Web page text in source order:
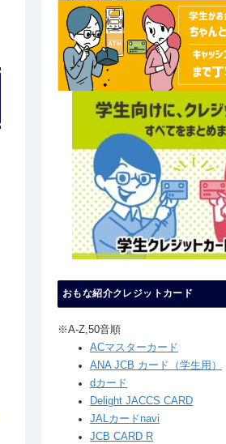
おもな紹介クレジットカード
※A-Z,50音順
ACマスターカード
ANA JCB カード（学生用）
dカード
Delight JACCS CARD
JALカードnavi
JCB CARD R